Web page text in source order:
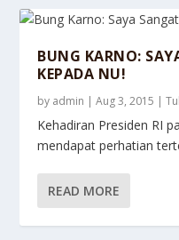
BUNG KARNO:
KEPADA NU!
by admin |Aug 3, 2015 |
Kehadiran Presiden RI
mendapat perhatian
READ MORE